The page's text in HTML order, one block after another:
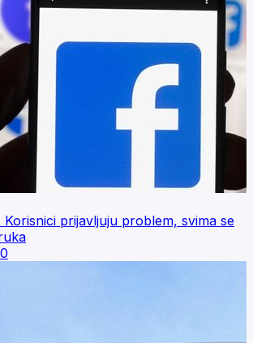
Korisnici prijavljuju problem, svima se